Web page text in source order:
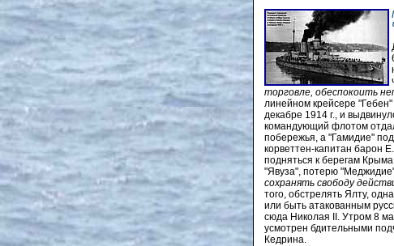
торговле, обеспокоить
линейном крейсере
декабре 1914 г., и
командующий флотом отдал
побережья, а "Гамидие"
корветтен-капитан барон
подняться к берегам
"Явуза", потерю
сохранять свободу
того, обстрелять Ялту,
или быть атакованным
сюда Николая II. Утром 8
усмотрен бдительными
Кедрина.